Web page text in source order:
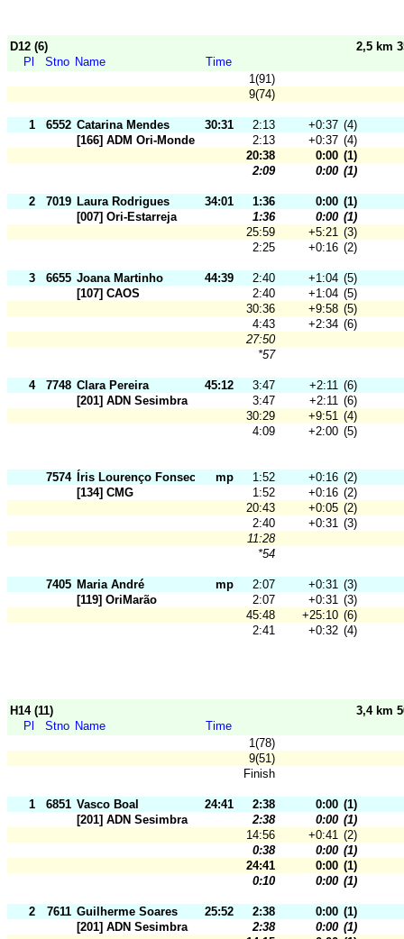
D12 (6)
2,5 km
Pl
Stno Name
Time
1(91)
9(74)
1 6552 Catarina Mendes 30:31 2:13 +0:37 (4)
[166] ADM Ori-Mondego
2:13 +0:37 (4)
20:38
0:00 (1)
2:09
0:00 (1)
2 7019 Laura Rodrigues 34:01 1:36 0:00 (1)
[007] Ori-Estarreja
1:36 0:00 (1)
25:59
+5:21 (3)
2:25
+0:16 (2)
3 6655 Joana Martinho 44:39 2:40 +1:04 (5)
[107] CAOS
2:40 +1:04 (5)
30:36
+9:58 (5)
4:43
+2:34 (6)
27:50
*57
4 7748 Clara Pereira 45:12 3:47 +2:11 (6)
[201] ADN Sesimbra
3:47 +2:11 (6)
30:29
+9:51 (4)
4:09
+2:00 (5)
7574 Íris Lourenço Fonseca mp 1:52 +0:16 (2)
[134] CMG
1:52 +0:16 (2)
20:43
+0:05 (2)
2:40
+0:31 (3)
11:28
*54
7405 Maria André mp 2:07 +0:31 (3)
[119] OriMarão
2:07 +0:31 (3)
45:48
+25:10 (6)
2:41
+0:32 (4)
H14 (11)
3,4 km
Pl
Stno Name
Time
1(78)
9(51)
Finish
1 6851 Vasco Boal 24:41 2:38 0:00 (1)
[201] ADN Sesimbra
2:38 0:00 (1)
14:56
+0:41 (2)
0:38
0:00 (1)
24:41
0:00 (1)
0:10
0:00 (1)
2 7611 Guilherme Soares 25:52 2:38 0:00 (1)
[201] ADN Sesimbra
2:38 0:00 (1)